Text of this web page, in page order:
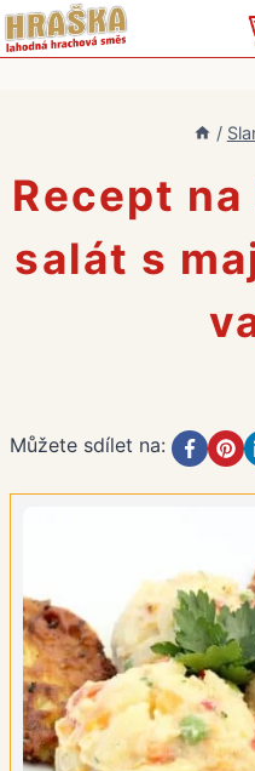
Přeskočit
na
/
Recept
salát s
Můžete sdílet na: